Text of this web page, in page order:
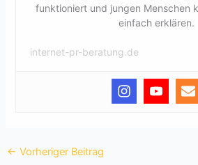
funktioniert und jungen Menschen
einfach erklären.
internet-pr-beratung.de
← Vorheriger Beitrag